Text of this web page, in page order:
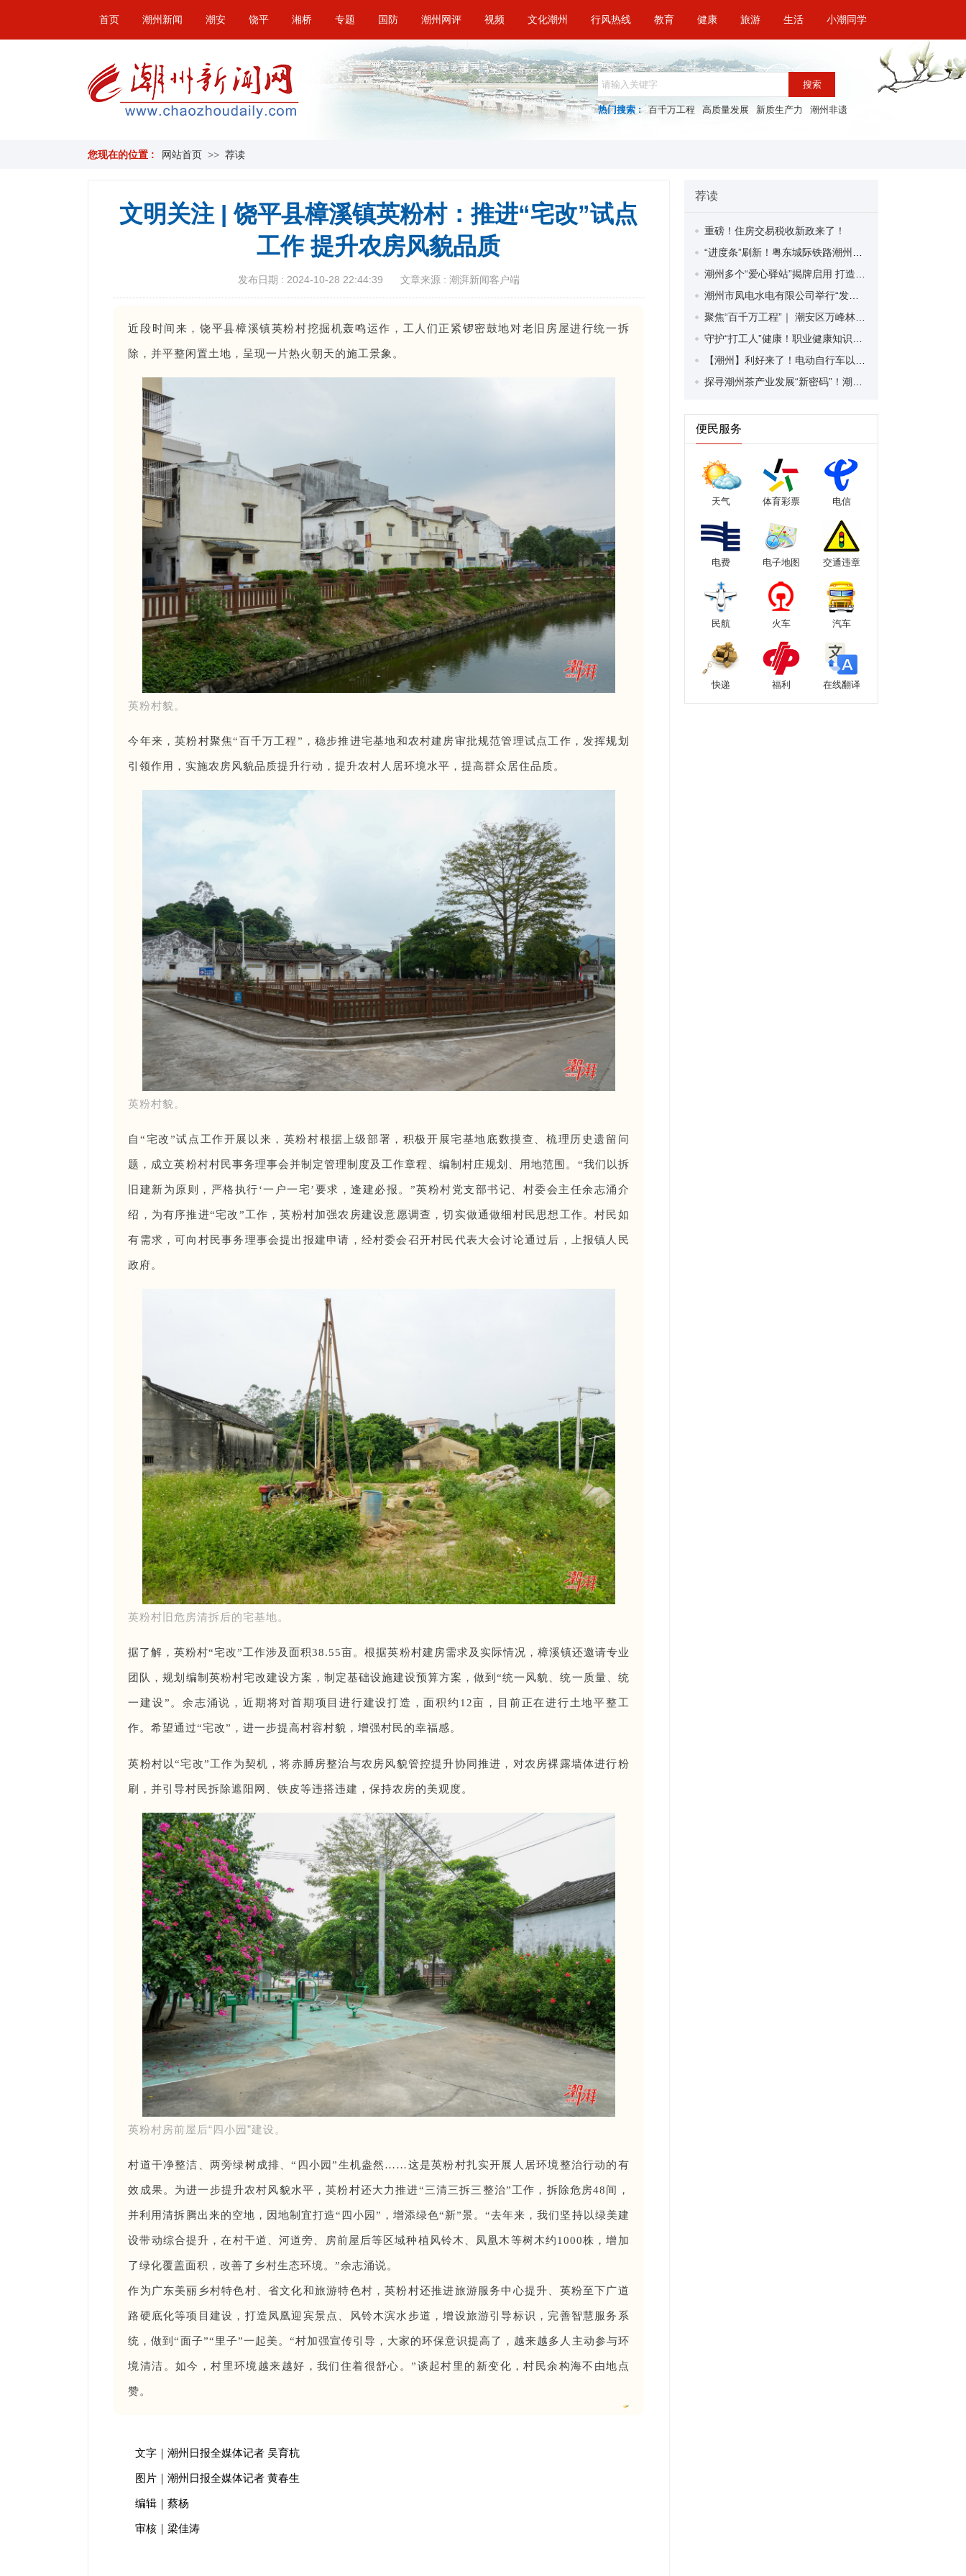
首页 潮州新闻 潮安 饶平 湘桥 专题 国防 潮州网评 视频 文化潮州 行风热线 教育 健康 旅游 生活 小潮同学
搜索
热门搜索 : 百千万工程 高质量发展 新质生产力 潮州非遗
您现在的位置 : 网站首页 >> 荐读
文明关注 | 饶平县樟溪镇英粉村：推进“宅改”试点
工作 提升农房风貌品质
发布日期 : 2024-10-28 22:44:39 文章来源 : 潮湃新闻客户端
近段时间来，饶平县樟溪镇英粉村挖掘机轰鸣运作，工人们正紧锣密鼓地对老旧房屋进行统一拆
除，并平整闲置土地，呈现一片热火朝天的施工景象。
英粉村貌。
今年来，英粉村聚焦“百千万工程”，稳步推进宅基地和农村建房审批规范管理试点工作，发挥规划
引领作用，实施农房风貌品质提升行动，提升农村人居环境水平，提高群众居住品质。
英粉村貌。
自“宅改”试点工作开展以来，英粉村根据上级部署，积极开展宅基地底数摸查、梳理历史遗留问
题，成立英粉村村民事务理事会并制定管理制度及工作章程、编制村庄规划、用地范围。“我们以拆
旧建新为原则，严格执行‘一户一宅’要求，逢建必报。”英粉村党支部书记、村委会主任余志涌介
绍，为有序推进“宅改”工作，英粉村加强农房建设意愿调查，切实做通做细村民思想工作。村民如
有需求，可向村民事务理事会提出报建申请，经村委会召开村民代表大会讨论通过后，上报镇人民
政府。
英粉村旧危房清拆后的宅基地。
据了解，英粉村“宅改”工作涉及面积38.55亩。根据英粉村建房需求及实际情况，樟溪镇还邀请专业
团队，规划编制英粉村宅改建设方案，制定基础设施建设预算方案，做到“统一风貌、统一质量、统
一建设”。余志涌说，近期将对首期项目进行建设打造，面积约12亩，目前正在进行土地平整工
作。希望通过“宅改”，进一步提高村容村貌，增强村民的幸福感。
英粉村以“宅改”工作为契机，将赤膊房整治与农房风貌管控提升协同推进，对农房裸露墙体进行粉
刷，并引导村民拆除遮阳网、铁皮等违搭违建，保持农房的美观度。
英粉村房前屋后“四小园”建设。
村道干净整洁、两旁绿树成排、“四小园”生机盎然……这是英粉村扎实开展人居环境整治行动的有
效成果。为进一步提升农村风貌水平，英粉村还大力推进“三清三拆三整治”工作，拆除危房48间，
并利用清拆腾出来的空地，因地制宜打造“四小园”，增添绿色“新”景。“去年来，我们坚持以绿美建
设带动综合提升，在村干道、河道旁、房前屋后等区域种植风铃木、凤凰木等树木约1000株，增加
了绿化覆盖面积，改善了乡村生态环境。”余志涌说。
作为广东美丽乡村特色村、省文化和旅游特色村，英粉村还推进旅游服务中心提升、英粉至下广道
路硬底化等项目建设，打造凤凰迎宾景点、风铃木滨水步道，增设旅游引导标识，完善智慧服务系
统，做到“面子”“里子”一起美。“村加强宣传引导，大家的环保意识提高了，越来越多人主动参与环
境清洁。如今，村里环境越来越好，我们住着很舒心。”谈起村里的新变化，村民余构海不由地点
赞。
文字｜潮州日报全媒体记者 吴育杭
图片｜潮州日报全媒体记者 黄春生
编辑｜蔡杨
审核｜梁佳涛
荐读
重磅！住房交易税收新政来了！
便民服务
天气 体育彩票 电信
电费 电子地图 交通违章
民航 火车 汽车
快递 福利 在线翻译